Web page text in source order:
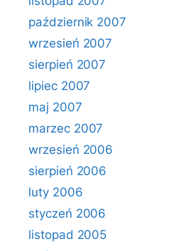
październik 2007
wrzesień 2007
sierpień 2007
lipiec 2007
maj 2007
marzec 2007
wrzesień 2006
sierpień 2006
luty 2006
styczeń 2006
listopad 2005